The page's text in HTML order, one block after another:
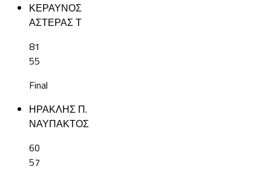
ΚΕΡΑΥΝΟΣ
ΑΣΤΕΡΑΣ Τ
81
55
Final
ΗΡΑΚΛΗΣ Π.
ΝΑΥΠΑΚΤΟΣ
60
57